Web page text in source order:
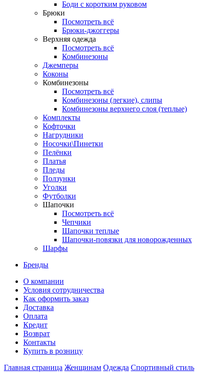
Боди с коротким руковом
Брюки
Посмотреть всё
Брюки-джоггеры
Верхняя одежда
Посмотреть всё
Комбинезоны
Джемперы
Коконы
Комбинезоны
Посмотреть всё
Комбинезоны (легкие), слипы
Комбинезоны верхнего слоя (теплые)
Комплекты
Кофточки
Нагрудники
Носочки\Пинетки
Пелёнки
Платья
Пледы
Ползунки
Уголки
Футболки
Шапочки
Посмотреть всё
Чепчики
Шапочки теплые
Шапочки-повязки для новорожденных
Шарфы
Бренды
О компании
Условия сотрудничества
Как оформить заказ
Доставка
Оплата
Кредит
Возврат
Контакты
Купить в розницу
Главная страница Женщинам Одежда Спортивный стиль